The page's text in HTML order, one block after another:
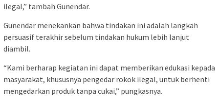
ilegal,” tambah Gunendar.
Gunendar menekankan bahwa tindakan ini adalah langkah
persuasif terakhir sebelum tindakan hukum lebih lanjut
diambil.
“Kami berharap kegiatan ini dapat memberikan edukasi kepada
masyarakat, khususnya pengedar rokok ilegal, untuk berhenti
mengedarkan produk tanpa cukai,” pungkasnya.